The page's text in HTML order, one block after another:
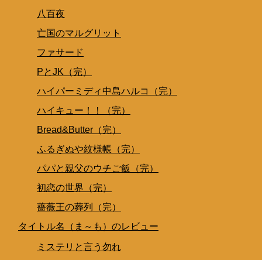
八百夜
亡国のマルグリット
ファサード
PとJK（完）
ハイパーミディ中島ハルコ（完）
ハイキュー！！（完）
Bread&Butter（完）
ふるぎぬや紋様帳（完）
パパと親父のウチご飯（完）
初恋の世界（完）
薔薇王の葬列（完）
タイトル名（ま～も）のレビュー
ミステリと言う勿れ